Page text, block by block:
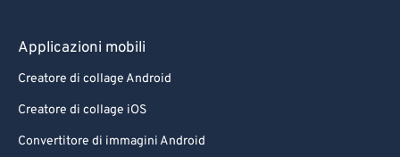
Applicazioni mobili
Creatore di collage Android
Creatore di collage iOS
Convertitore di immagini Android